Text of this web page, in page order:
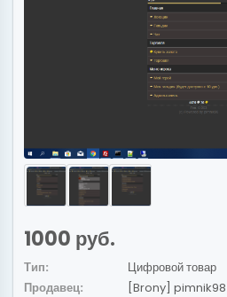
1000 руб.
Тип:
Цифровой товар
Продавец:
[Brony] pimnik98